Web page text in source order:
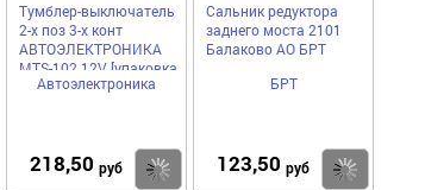
Тумблер-выключатель
2-х поз 3-х конт
АВТОЭЛЕКТРОНИКА
MTS-102 12V [упаковка
2 шт.]
Автоэлектроника
218,50 руб Купить
Сальник редуктора
заднего моста 2101
Балаково АО БРТ
БРТ
123,50 руб